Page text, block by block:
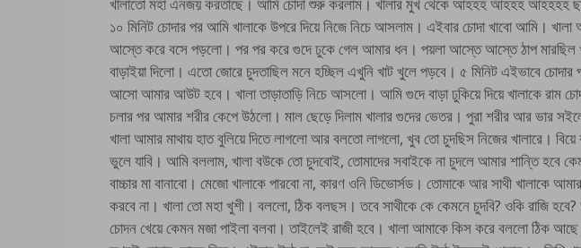
খালাতো মহা এনজয় করতাছে। আমি চোদা শুরু করলাম। খালার মুখ থেকে আহহহ আহহহ আহহহহ
১০ মিনিট চোদার পর আমি খালাকে উপরে দিয়ে নিজে নিচে আসলাম। এইবার চোদা খাবো আমি।
আস্তে করে বসে পড়লো। পর পর করে গুদে ঢুকে গেল আমার ধন। পয়লা আস্তে আস্তে ঠাপ মারছিল
বাড়াইয়া দিলো। এতো জোরে চুদতাছিল মনে হচ্ছিল এখুনি খাট খুলে পড়বে। ৫ মিনিট এইভাবে চোদার
আসো আমার আউট হবে। খালা তাড়াতাড়ি নিচে আসলো। আমি গুদে বাড়া ঢুকিয়ে দিয়ে খালাকে রাম
চলার পর আমার শরীর কেপে উঠলো। মাল ছেড়ে দিলাম খালার গুদের ভেতর। পুরা শরীর আর ভার
খালা আমার মাথায় হাত বুলিয়ে দিতে লাগলো আর বলতো লাগলো, খুব তো চুদছিস নিজের খালারে।
ভুলে যাবি। আমি বললাম, খালা বউকে তো চুদবোই, তোমাদের সবাইকে না চুদলে আমার শান্তি হবে
বাচ্চার মা বানাবো। মেজো খালাকে পারবো না, কারণ ওনি ডিভোর্সড। তোমাকে আর সাথী খালাকে আমার
করবে না। খালা তো মহা খুশী। বললো, ঠিক বলছস। তবে সাথীকে কে কেমনে চুদবি? ওকি রাজি
চোদন খেয়ে কেমন মজা পাইলা বলবা। তাইলেই রাজী হবে। খালা আমাকে কিস করে বললো ঠিক